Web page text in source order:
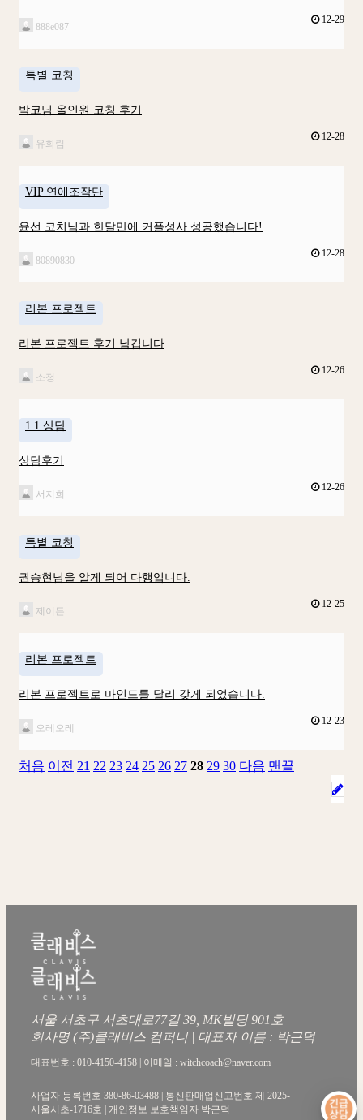
888e087
12-29
특별 코칭
박코님 올인원 코칭 후기
유화림
12-28
VIP 연애조작단
윤선 코치님과 한달만에 커플성사 성공했습니다!
80890830
12-28
리본 프로젝트
리본 프로젝트 후기 남깁니다
소정
12-26
1:1 상담
상담후기
서지희
12-26
특별 코칭
권승현님을 알게 되어 다행입니다.
제이든
12-25
리본 프로젝트
리본 프로젝트로 마인드를 달리 갖게 되었습니다.
오레오레
12-23
처음 이전 21 22 23 24 25 26 27 28 29 30 다음 맨끝
서울 서초구 서초대로77길 39, MK빌딩 901호
회사명 (주)클래비스 컴퍼니 | 대표자 이름 : 박근덕
대표번호 : 010-4150-4158 | 이메일 : witchcoach@naver.com
사업자 등록번호 380-86-03488 | 통신판매업신고번호 제 2025-
서울서초-1716호 | 개인정보 보호책임자 박근덕